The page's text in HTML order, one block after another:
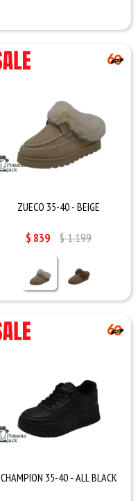
ZUECO 35-40 - BEIGE
$ 839 $1.199
CHAMPION 35-40 - ALL BLACK